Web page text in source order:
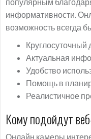
информативности.
возможность всегда
Круглосуточный
Актуальная
Удобство
Помощь в
Реалистичное
Кому подойдут
Онлайн камеры